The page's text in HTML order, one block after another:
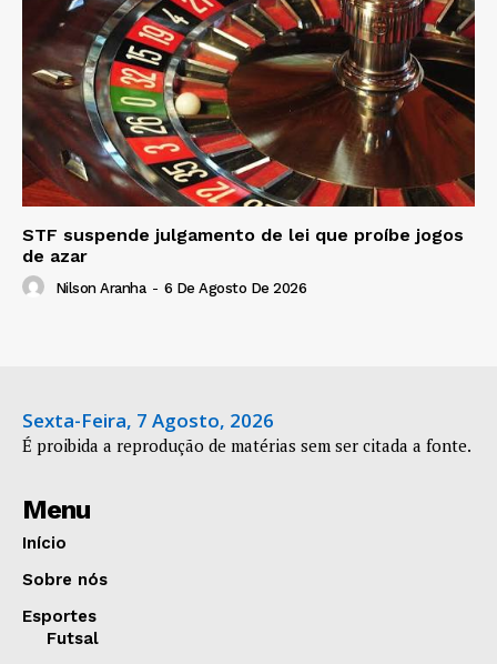
STF suspende julgamento de lei que proíbe jogos
de azar
Nilson Aranha - 6 De Agosto De 2026
Sexta-Feira, 7 Agosto, 2026
É proibida a reprodução de matérias sem ser citada a fonte.
Menu
Início
Sobre nós
Esportes
Futsal